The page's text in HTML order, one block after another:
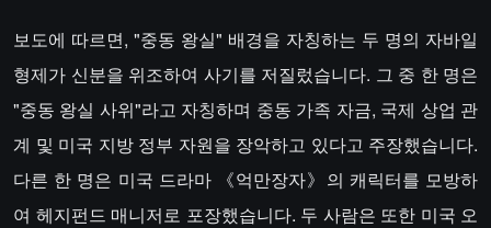
보도에 따르면, "중동 왕실" 배경을 자칭하는 두 명의 자바일
형제가 신분을 위조하여 사기를 저질렀습니다. 그 중 한 명은
"중동 왕실 사위"라고 자칭하며 중동 가족 자금, 국제 상업 관
계 및 미국 지방 정부 자원을 장악하고 있다고 주장했습니다.
다른 한 명은 미국 드라마 《억만장자》의 캐릭터를 모방하
여 헤지펀드 매니저로 포장했습니다. 두 사람은 또한 미국 오